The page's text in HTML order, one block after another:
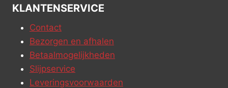
KLANTENSERVICE
Contact
Bezorgen en afhalen
Betaalmogelijkheden
Slijpservice
Leveringsvoorwaarden